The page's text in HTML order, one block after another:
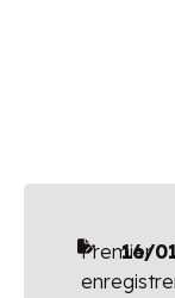
Premier
16/